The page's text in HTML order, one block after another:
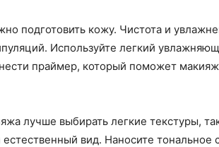
подготовить кожу. Чистота и
Используйте легкий
праймер, который поможет
лучше выбирать легкие текстуры,
вид. Наносите